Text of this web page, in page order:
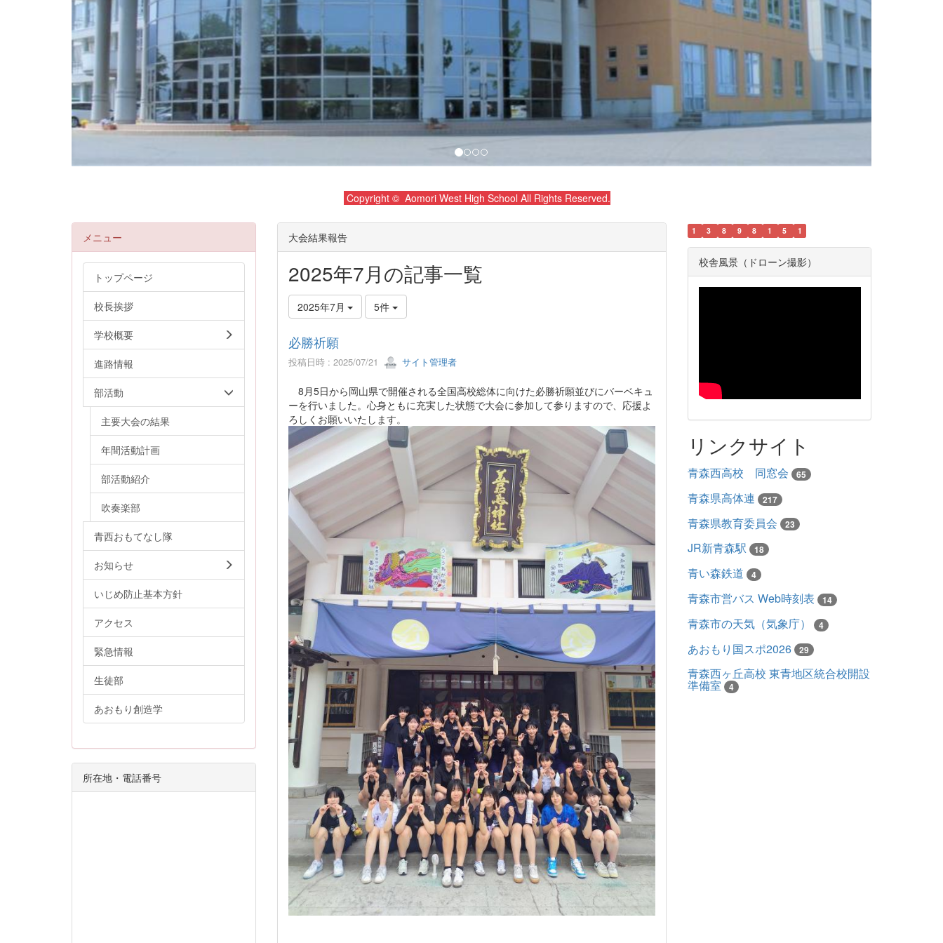
Copyright © Aomori West High School All Rights Reserved.
大会結果報告
2025年7月の記事一覧
2025年7月 5件
必勝祈願
投稿日時 : 2025/07/21 サイト管理者
8月5日から岡山県で開催される全国高校総体に向けた必勝祈願並びにバーベキュ
ーを行いました。心身ともに充実した状態で大会に参加して参りますので、応援よ
ろしくお願いいたします。
メニュー
トップページ
校長挨拶
学校概要
進路情報
部活動
主要大会の結果
年間活動計画
部活動紹介
吹奏楽部
青西おもてなし隊
お知らせ
いじめ防止基本方針
アクセス
緊急情報
生徒部
あおもり創造学
所在地・電話番号
1 3 8 9 8 1 5 1
校舎風景（ドローン撮影）
リンクサイト
青森西高校 同窓会 65
青森県高体連 217
青森県教育委員会 23
JR新青森駅 18
青い森鉄道 4
青森市営バス Web時刻表 14
青森市の天気（気象庁） 4
あおもり国スポ2026 29
青森西ヶ丘高校 東青地区統合校開設
準備室 4